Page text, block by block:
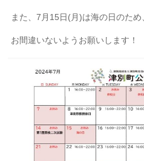
また、7月15日(月)は海の日のため
お間違いないようお願いします！